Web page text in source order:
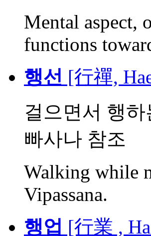
Mental aspect,
functions
행선 [行禪,
걸으면서 행
빠사나 참조
Walking while
Vipassana.
행업 [行業 ,